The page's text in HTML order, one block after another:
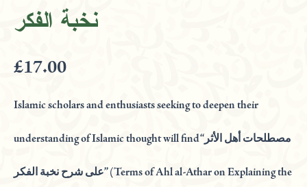
نخبة الفكر
£17.00
Islamic scholars and enthusiasts seeking to deepen their
understanding of Islamic thought will find “مصطلحات أهل الأثر
على شرح نخبة الفكر” (Terms of Ahl al-Athar on Explaining the
quantity